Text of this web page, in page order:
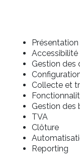
Accessibilité
Gestion des
Collecte et
Gestion des
TVA
Clôture
Reporting